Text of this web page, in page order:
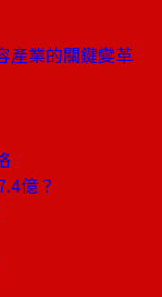
業的關鍵變革
億？